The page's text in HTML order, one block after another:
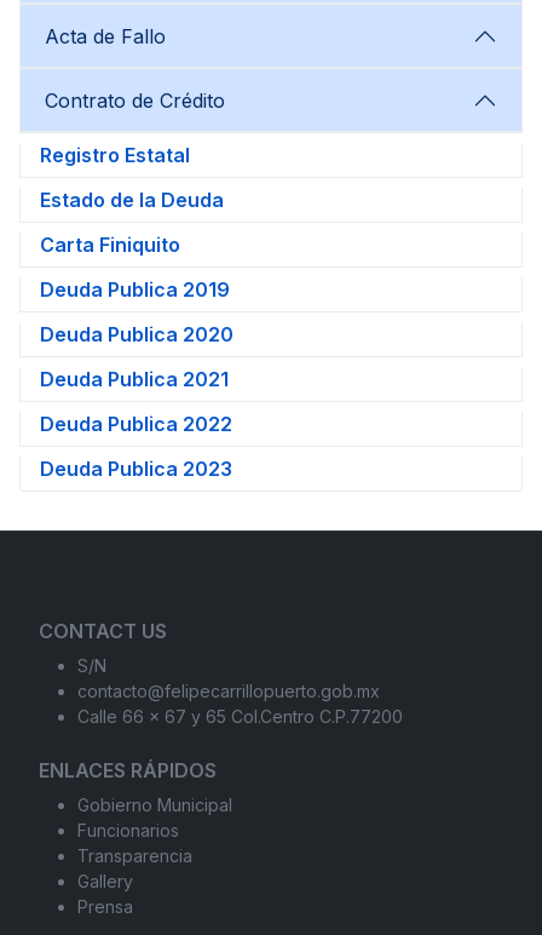
Acta de Fallo
Contrato de Crédito
Registro Estatal
Estado de la Deuda
Carta Finiquito
Deuda Publica 2019
Deuda Publica 2020
Deuda Publica 2021
Deuda Publica 2022
Deuda Publica 2023
CONTACT US
S/N
contacto@felipecarrillopuerto.gob.mx
Calle 66 x 67 y 65 Col.Centro C.P.77200
ENLACES RÁPIDOS
Gobierno Municipal
Funcionarios
Transparencia
Gallery
Prensa